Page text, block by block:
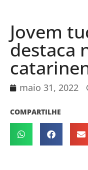
Jovem
destaca
maio 31, 2022
COMPARTILHE